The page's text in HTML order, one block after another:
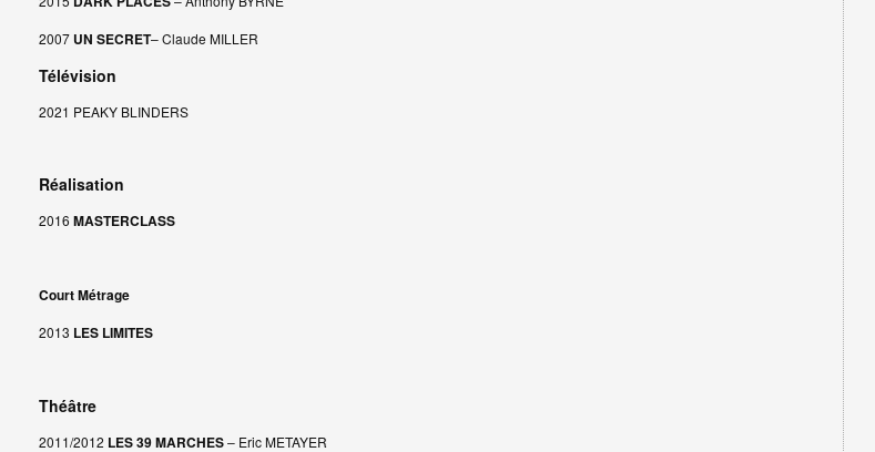
2007 UN SECRET– Claude MILLER
Télévision
2021 PEAKY BLINDERS
Réalisation
2016 MASTERCLASS
Court Métrage
2013 LES LIMITES
Théâtre
2011/2012 LES 39 MARCHES– Eric METAYER